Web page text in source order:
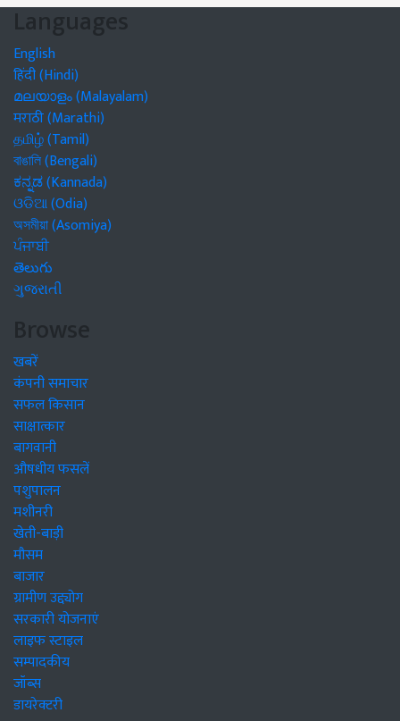
Languages
English
हिंदी (Hindi)
മലയാളം (Malayalam)
मराठी (Marathi)
தமிழ் (Tamil)
বাঙালি (Bengali)
ಕನ್ನಡ (Kannada)
ଓଡିଆ (Odia)
অসমীয়া (Asomiya)
ਪੰਜਾਬੀ
తెలుగు
ગુજરાતી
Browse
खबरें
कंपनी समाचार
सफल किसान
साक्षात्कार
बागवानी
औषधीय फसलें
पशुपालन
मशीनरी
खेती-बाड़ी
मौसम
बाजार
ग्रामीण उद्द्योग
सरकारी योजनाएं
लाइफ स्टाइल
सम्पादकीय
जॉब्स
डायरेक्टरी